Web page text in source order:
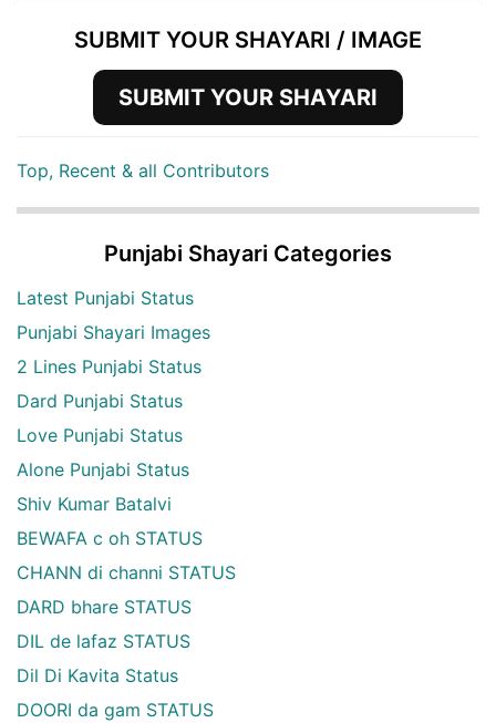
SUBMIT YOUR SHAYARI / IMAGE
SUBMIT YOUR SHAYARI
Top, Recent & all Contributors
Punjabi Shayari Categories
Latest Punjabi Status
Punjabi Shayari Images
2 Lines Punjabi Status
Dard Punjabi Status
Love Punjabi Status
Alone Punjabi Status
Shiv Kumar Batalvi
BEWAFA c oh STATUS
CHANN di channi STATUS
DARD bhare STATUS
DIL de lafaz STATUS
Dil Di Kavita Status
DOORI da gam STATUS